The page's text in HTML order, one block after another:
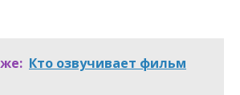
Кто озвучивает фильм